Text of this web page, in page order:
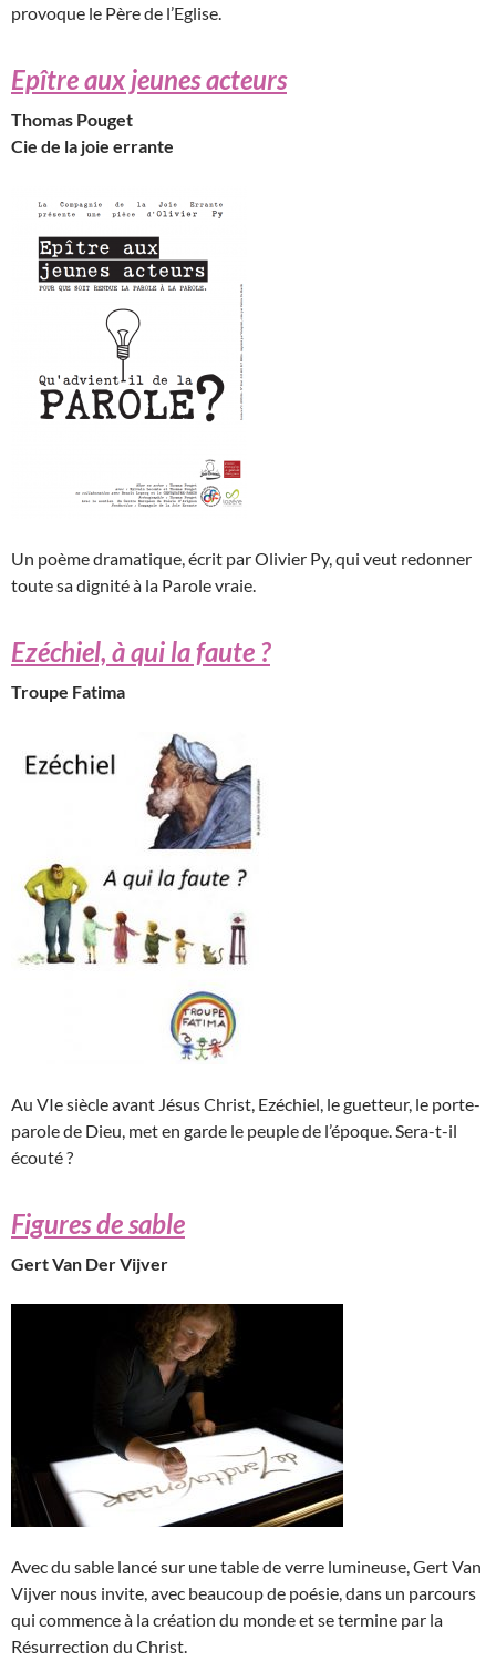
provoque le Père de l’Eglise.
Epître aux jeunes acteurs
Thomas Pouget
Cie de la joie errante
Un poème dramatique, écrit par Olivier Py, qui veut redonner
toute sa dignité à la Parole vraie.
Ezéchiel, à qui la faute ?
Troupe Fatima
Au VIe siècle avant Jésus Christ, Ezéchiel, le guetteur, le porte-
parole de Dieu, met en garde le peuple de l’époque. Sera-t-il
écouté ?
Figures de sable
Gert Van Der Vijver
Avec du sable lancé sur une table de verre lumineuse, Gert Van
Vijver nous invite, avec beaucoup de poésie, dans un parcours
qui commence à la création du monde et se termine par la
Résurrection du Christ.